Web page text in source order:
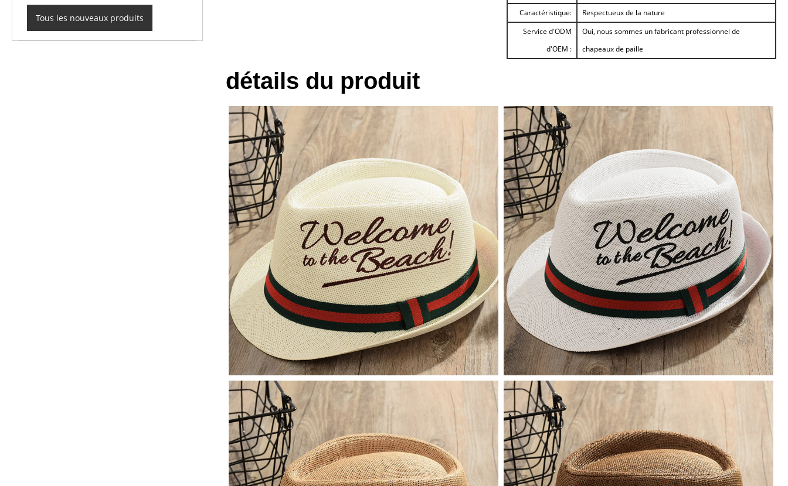
Tous les nouveaux produits Caractéristique:
Respectueux de la nature
Service d'ODM
d'OEM :
Oui, nous sommes un fabricant professionnel de
chapeaux de paille
détails du produit